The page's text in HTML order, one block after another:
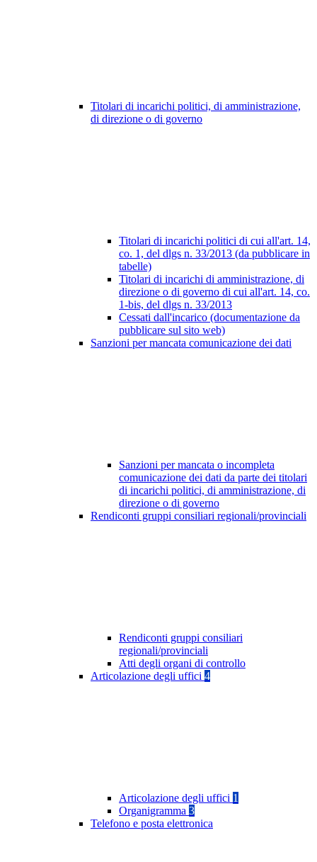
Titolari di incarichi politici, di amministrazione,
di direzione o di governo
Titolari di incarichi politici di cui all'art. 14,
co. 1, del dlgs n. 33/2013 (da pubblicare in
tabelle)
Titolari di incarichi di amministrazione, di
direzione o di governo di cui all'art. 14, co.
1-bis, del dlgs n. 33/2013
Cessati dall'incarico (documentazione da
pubblicare sul sito web)
Sanzioni per mancata comunicazione dei dati
Sanzioni per mancata o incompleta
comunicazione dei dati da parte dei titolari
di incarichi politici, di amministrazione, di
direzione o di governo
Rendiconti gruppi consiliari regionali/provinciali
Rendiconti gruppi consiliari
regionali/provinciali
Atti degli organi di controllo
Articolazione degli uffici 4
Articolazione degli uffici 1
Organigramma 3
Telefono e posta elettronica